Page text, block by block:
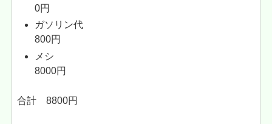
0円
ガソリン代
800円
メシ
8000円
合計 8800円